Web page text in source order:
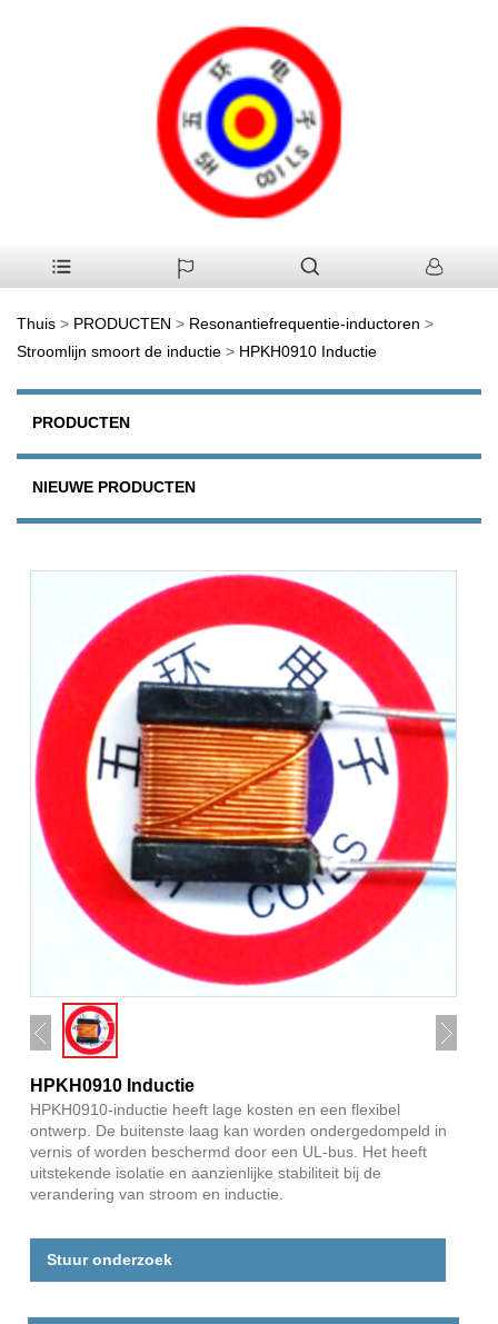
Thuis > PRODUCTEN > Resonantiefrequentie-inductoren >
Stroomlijn smoort de inductie > HPKH0910 Inductie
PRODUCTEN
NIEUWE PRODUCTEN
HPKH0910 Inductie
HPKH0910-inductie heeft lage kosten en een flexibel
ontwerp. De buitenste laag kan worden ondergedompeld in
vernis of worden beschermd door een UL-bus. Het heeft
uitstekende isolatie en aanzienlijke stabiliteit bij de
verandering van stroom en inductie.
Stuur onderzoek